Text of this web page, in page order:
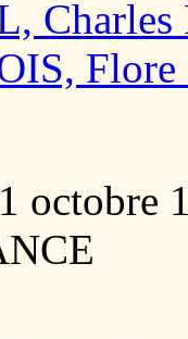
Charles
Flore
octobre